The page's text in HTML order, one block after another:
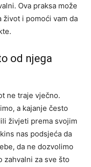
Ova praksa može
i pomoći vam da
od njega
ne traje vječno.
a kajanje često
živjeti prema svojim
nas podsjeća da
da ne dozvolimo
zahvalni za sve što